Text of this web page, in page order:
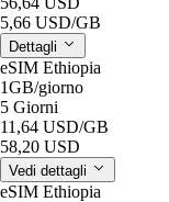
5,66 USD/GB
Dettagli
eSIM Ethiopia
1GB/giorno
5 Giorni
11,64 USD/GB
58,20 USD
Vedi dettagli
eSIM Ethiopia